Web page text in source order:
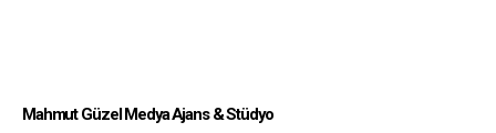
Mahmut Güzel Medya Ajans & Stüdyo